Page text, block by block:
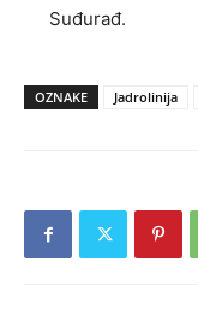
Suđurađ .
OZNAKE Jadrolinija